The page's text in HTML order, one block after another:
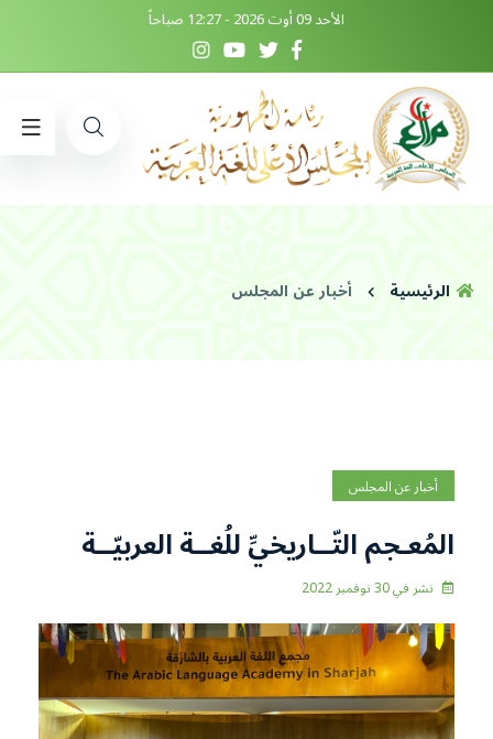
الأحد 09 أوت 2026 - 12:27 صباحاً
الرئيسية أخبار عن المجلس
أخبار عن المجلس
المُعـجم التّــاريخيِّ للُغــة العربيّــة
نشر في30 نوفمبر 2022